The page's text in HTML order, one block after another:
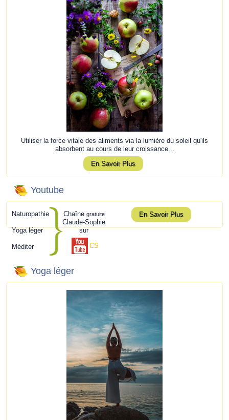
Utiliser la force vitale des aliments via la lumière du soleil qu'ils
absorbent au cours de leur croissance...
En Savoir Plus
Youtube
Naturopathie
Yoga léger
Méditer
Chaîne gratuite
Claude-Sophie
sur
CS
En Savoir Plus
Yoga léger